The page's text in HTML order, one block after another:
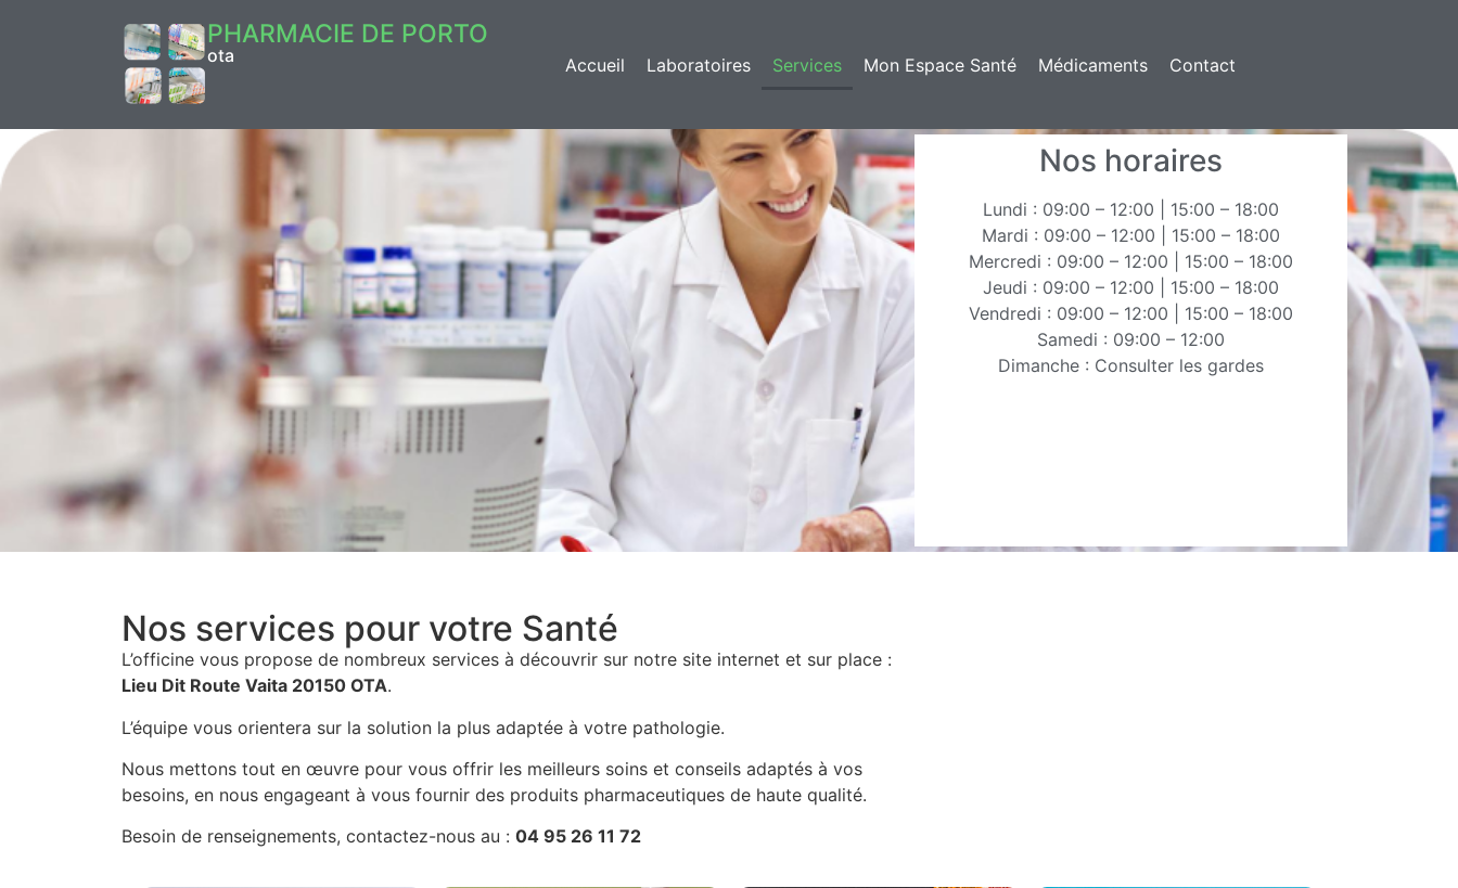
PHARMACIE DE PORTO
ota Accueil Laboratoires Services Mon Espace Santé Médicaments Contact
Nos horaires
Lundi : 09:00 – 12:00 | 15:00 – 18:00
Mardi : 09:00 – 12:00 | 15:00 – 18:00
Mercredi : 09:00 – 12:00 | 15:00 – 18:00
Jeudi : 09:00 – 12:00 | 15:00 – 18:00
Vendredi : 09:00 – 12:00 | 15:00 – 18:00
Samedi : 09:00 – 12:00
Dimanche : Consulter les gardes
Nos services pour votre Santé
L’officine vous propose de nombreux services à découvrir sur notre site internet et sur place :
Lieu Dit Route Vaita 20150 OTA.
L’équipe vous orientera sur la solution la plus adaptée à votre pathologie.
Nous mettons tout en œuvre pour vous offrir les meilleurs soins et conseils adaptés à vos
besoins, en nous engageant à vous fournir des produits pharmaceutiques de haute qualité.
Besoin de renseignements, contactez-nous au : 04 95 26 11 72